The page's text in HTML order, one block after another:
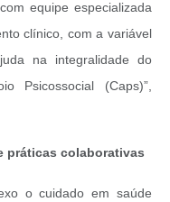
equipe especializada
clínico, com a variável
na integralidade do
Psicossocial (Caps)”,
práticas colaborativas
o cuidado em saúde